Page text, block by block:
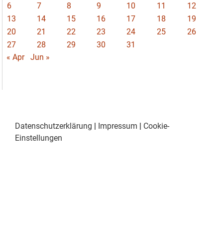
6
7 8 9 10 11
12
13
14 15 16 17 18
19
20
21 22 23 24 25
26
27
28 29 30
31
« Apr
Jun »
Datenschutzerklärung | Impressum | Cookie-
Einstellungen